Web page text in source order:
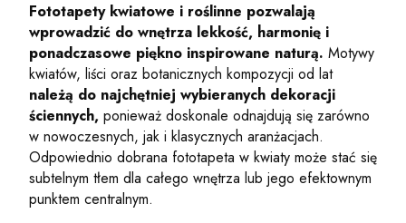
Fototapety kwiatowe i roślinne pozwalają
wprowadzić do wnętrza lekkość, harmonię i
ponadczasowe piękno inspirowane naturą. Motywy
kwiatów, liści oraz botanicznych kompozycji od lat
należą do najchętniej wybieranych dekoracji
ściennych, ponieważ doskonale odnajdują się zarówno
w nowoczesnych, jak i klasycznych aranżacjach.
Odpowiednio dobrana fototapeta w kwiaty może stać się
subtelnym tłem dla całego wnętrza lub jego efektownym
punktem centralnym.